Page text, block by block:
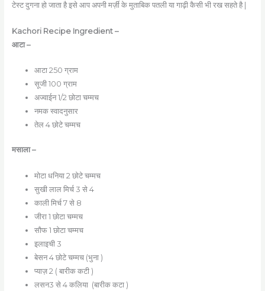
टेस्ट दुगना हो जाता है इसे आप अपनी मर्ज़ी के मुताबिक पतली या गाढ़ी कैसी भी रख सहते है |
Kachori Recipe Ingredient –
आटा –
आटा 250 ग्राम
सूजी 100 ग्राम
अज्वाईन 1/2 छोटा चम्मच
नमक स्वादनुसार
तेल 4 छोटे चम्मच
मसाला –
मोटा धनिया 2 छोटे चम्मच
सुखी लाल मिर्च 3 से 4
काली मिर्च 7 से 8
जीरा 1 छोटा चम्मच
सौफ 1 छोटा चम्मच
इलाइची 3
बेसन 4 छोटे चम्मच (भुना )
प्याज़ 2 ( बारीक कटी )
लसन3 से 4 कलिया (बारीक कटा )